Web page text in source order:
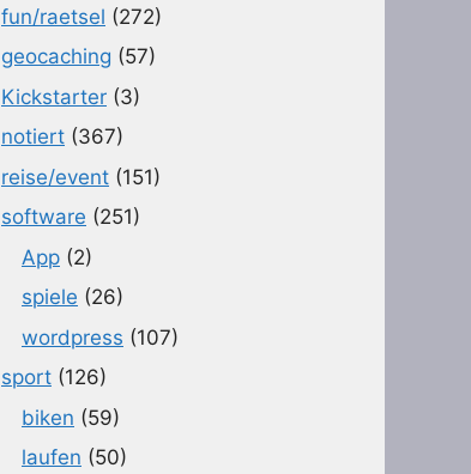
fun/raetsel (272)
geocaching (57)
Kickstarter (3)
notiert (367)
reise/event (151)
software (251)
App (2)
spiele (26)
wordpress (107)
sport (126)
biken (59)
laufen (50)